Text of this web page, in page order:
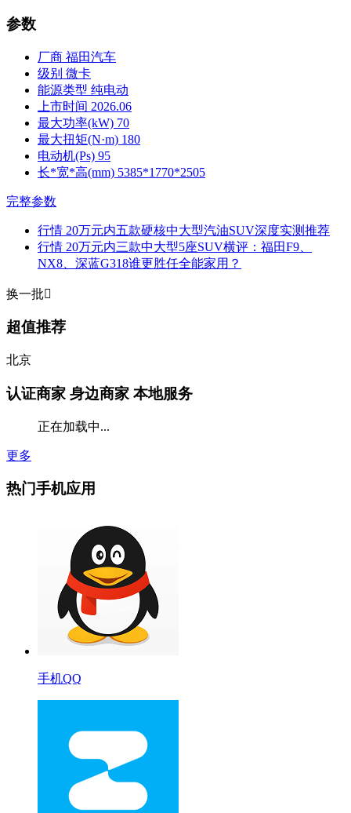
参数
厂商 福田汽车
级别 微卡
能源类型 纯电动
上市时间 2026.06
最大功率(kW) 70
最大扭矩(N·m) 180
电动机(Ps) 95
长*宽*高(mm) 5385*1770*2505
完整参数
行情 20万元内五款硬核中大型汽油SUV深度实测推荐
行情 20万元内三款中大型5座SUV横评：福田F9、
NX8、深蓝G318谁更胜任全能家用？
换一批
超值推荐
北京
认证商家 身边商家 本地服务
正在加载中...
更多
热门手机应用
手机QQ